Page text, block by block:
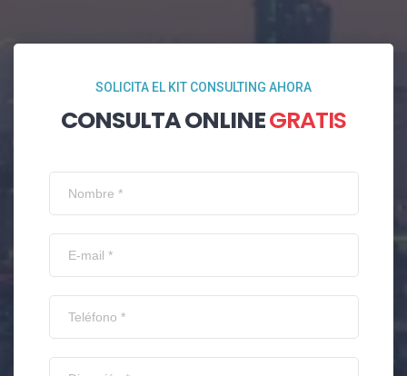
SOLICITA EL KIT CONSULTING AHORA
CONSULTA ONLINEGRATIS